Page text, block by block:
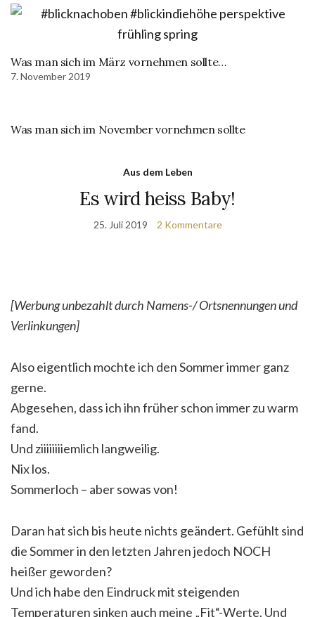
Was man sich im März vornehmen sollte…
7. November 2019
Was man sich im November vornehmen sollte
Aus dem Leben
Es wird heiss Baby!
25. Juli 2019 2 Kommentare
[Werbung unbezahlt durch Namens-/ Ortsnennungen und
Verlinkungen]
Also eigentlich mochte ich den Sommer immer ganz
gerne.
Abgesehen, dass ich ihn früher schon immer zu warm
fand.
Und ziiiiiiiiemlich langweilig.
Nix los.
Sommerloch – aber sowas von!
Daran hat sich bis heute nichts geändert. Gefühlt sind
die Sommer in den letzten Jahren jedoch NOCH
heißer geworden?
Und ich habe den Eindruck mit steigenden
Temperaturen sinken auch meine „Fit“-Werte. Und